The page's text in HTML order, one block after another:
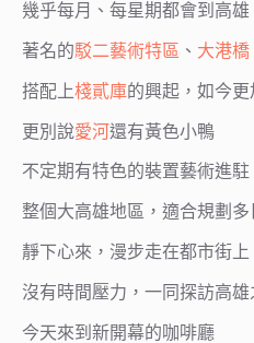
幾乎每月、每星期都會到高雄
著名的駁二藝術特區 、 大港橋
搭配上棧貳庫的興起，如今更
更別說愛河還有黃色小鴨
不定期有特色的裝置藝術進駐
整個大高雄地區，適合規劃多
靜下心來，漫步走在都市街上
沒有時間壓力，一同探訪高雄
今天來到新開幕的咖啡廳